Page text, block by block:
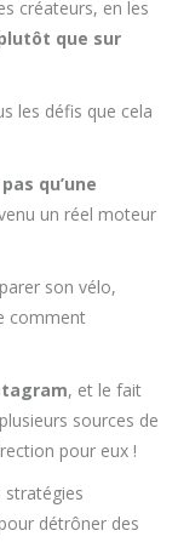
créateurs, en les
que sur
les défis que cela
qu’une
un réel moteur
son vélo,
comment
, et le fait
sources de
pour eux !
détrôner des